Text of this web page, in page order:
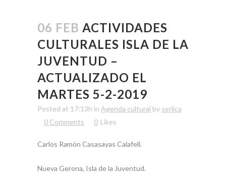
06 FEB ACTIVIDADES
CULTURALES ISLA DE LA
JUVENTUD –
ACTUALIZADO EL
MARTES 5-2-2019
Posted at 17:13h in Agenda cultural by serlica
0 Comments
0 Likes
Carlos Ramón Casasayas Calafell.
Nueva Gerona, Isla de la Juventud.